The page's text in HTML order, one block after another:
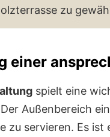
zu
einer
spielt eine
Außenbereich
zu servieren. Es